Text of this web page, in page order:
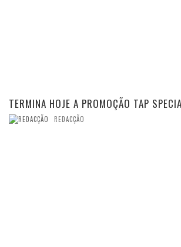
TERMINA HOJE A PROMOÇÃO TAP
REDACÇÃO